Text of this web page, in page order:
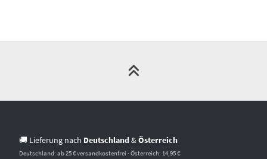
🚚 Lieferung nach Deutschland &Österreich
Deutschland: ab 25 € versandkostenfrei · Österreich: 14,95 €